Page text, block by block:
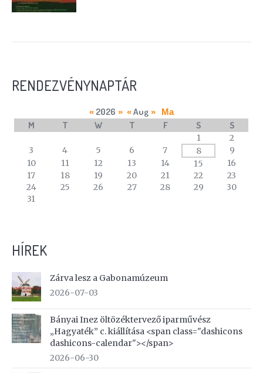
RENDEZVÉNYNAPTÁR
calendar
events
« 2026 » « Aug » Ma
M T W T F S S
1
2
3
4 5 6 7 8
9
10
11 12 13 14 15
16
17
18 19 20 21 22
23
24
25 26 27 28 29
30
31
HÍREK
Zárva lesz a Gabonamúzeum
2026-07-03
Bányai Inez öltözéktervező iparművész
„Hagyaték” c. kiállítása <span class="dashicons
dashicons-calendar"></span>
2026-06-30